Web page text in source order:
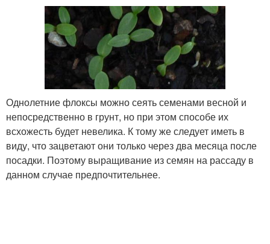
Однолетние флоксы можно сеять семенами весной и
непосредственно в грунт, но при этом способе их
всхожесть будет невелика. К тому же следует иметь в
виду, что зацветают они только через два месяца после
посадки. Поэтому выращивание из семян на рассаду в
данном случае предпочтительнее.